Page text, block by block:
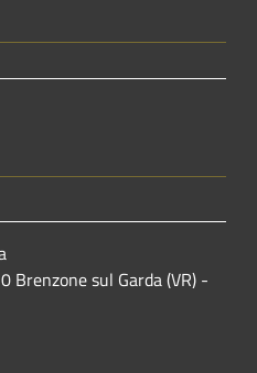
Brenzone sul Garda (VR) -